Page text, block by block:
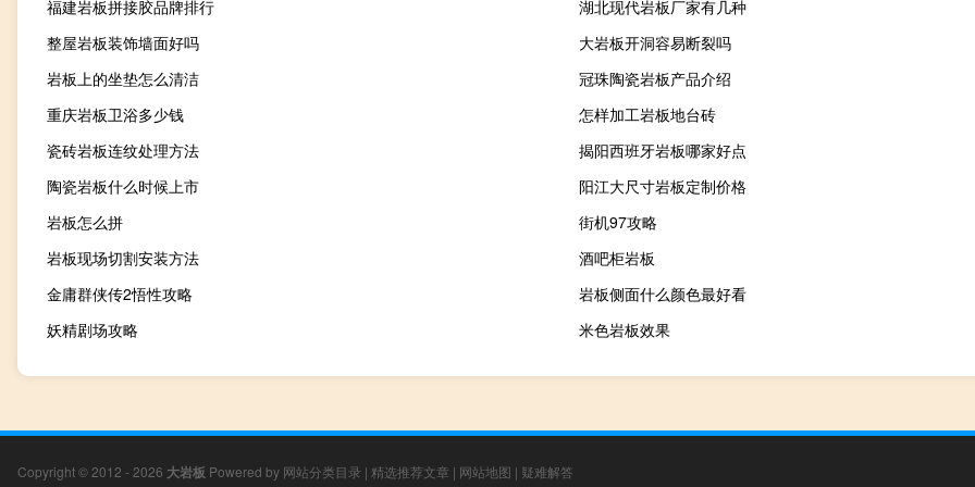
福建岩板拼接胶品牌排行
湖北现代岩板厂家有几种
整屋岩板装饰墙面好吗
大岩板开洞容易断裂吗
岩板上的坐垫怎么清洁
冠珠陶瓷岩板产品介绍
重庆岩板卫浴多少钱
怎样加工岩板地台砖
瓷砖岩板连纹处理方法
揭阳西班牙岩板哪家好点
陶瓷岩板什么时候上市
阳江大尺寸岩板定制价格
岩板怎么拼
街机97攻略
岩板现场切割安装方法
酒吧柜岩板
金庸群侠传2悟性攻略
岩板侧面什么颜色最好看
妖精剧场攻略
米色岩板效果
Copyright © 2012 - 2026 大岩板 Powered by 网站分类目录 | 精选推荐文章 | 网站地图 | 疑难解答